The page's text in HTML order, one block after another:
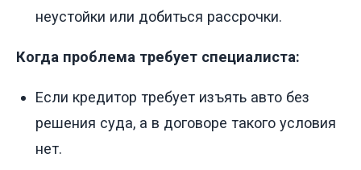
неустойки или добиться рассрочки.
Когда проблема требует специалиста:
Если кредитор требует изъять авто без
решения суда, а в договоре такого условия
нет.